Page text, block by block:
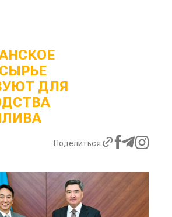
ДЛЯ
Поделиться